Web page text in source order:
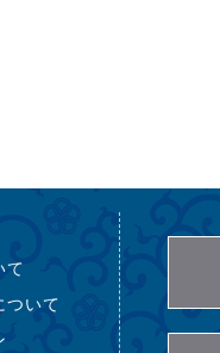
て
ついて